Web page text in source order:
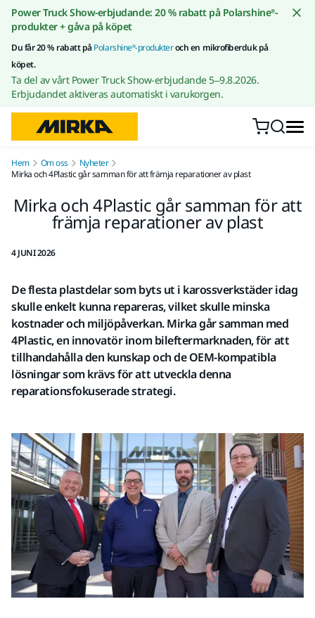
Gå till innehållet
Power Truck Show-erbjudande: 20 % rabatt på Polarshine®-
produkter + gåva på köpet
Du får 20 % rabatt påPolarshine®-produkteroch en mikrofiberduk på
köpet.
Ta del av vårt Power Truck Show-erbjudande 5–9.8.2026.
Erbjudandet aktiveras automatiskt i varukorgen.
Hem Om oss
Nyheter
Mirka och 4Plastic går samman för att främja reparationer av plast
Mirka och 4Plastic går samman för att
främja reparationer av plast
4 JUNI 2026
De flesta plastdelar som byts ut i karossverkstäder idag
skulle enkelt kunna repareras, vilket skulle minska
kostnader och miljöpåverkan. Mirka går samman med
4Plastic, en innovatör inom bileftermarknaden, för att
tillhandahålla den kunskap och de OEM-kompatibla
lösningar som krävs för att utveckla denna
reparationsfokuserade strategi.